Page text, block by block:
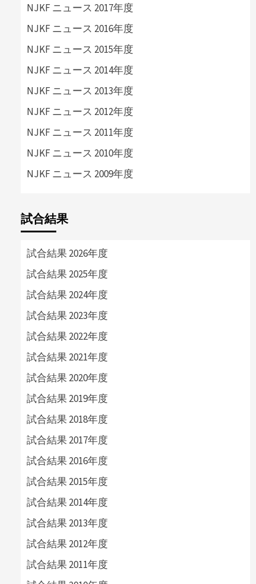
NJKF ニュース 2017年度
NJKF ニュース 2016年度
NJKF ニュース 2015年度
NJKF ニュース 2014年度
NJKF ニュース 2013年度
NJKF ニュース 2012年度
NJKF ニュース 2011年度
NJKF ニュース 2010年度
NJKF ニュース 2009年度
試合結果
試合結果 2026年度
試合結果 2025年度
試合結果 2024年度
試合結果 2023年度
試合結果 2022年度
試合結果 2021年度
試合結果 2020年度
試合結果 2019年度
試合結果 2018年度
試合結果 2017年度
試合結果 2016年度
試合結果 2015年度
試合結果 2014年度
試合結果 2013年度
試合結果 2012年度
試合結果 2011年度